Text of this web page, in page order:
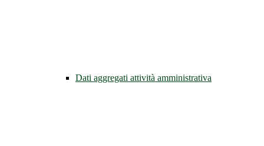
Dati aggregati attività amministrativa